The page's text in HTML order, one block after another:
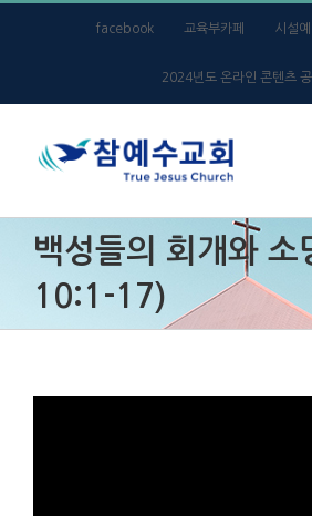
facebook 교육부카페 시설
2024년도 온라인 콘텐츠
백성들의 회개와 소
10:1-17)